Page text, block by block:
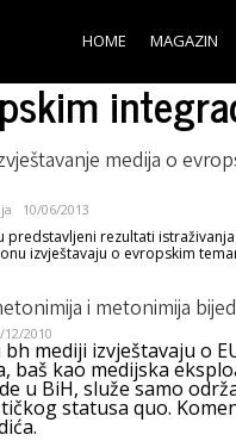
main
content
HOME MAGAZIN
medija o
10/06/2013
predstavljeni rezultati
izvještavaju o evropskim
i metonimija
12/2010
mediji izvještavaju o
baš kao medijska
u BiH, služe samo
statusa quo.